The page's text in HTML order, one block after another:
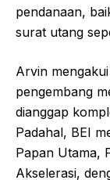
pendanaan,
surat utang
Arvin
pengembang
dianggap
Padahal, BEI
Papan Utama,
Akselerasi,